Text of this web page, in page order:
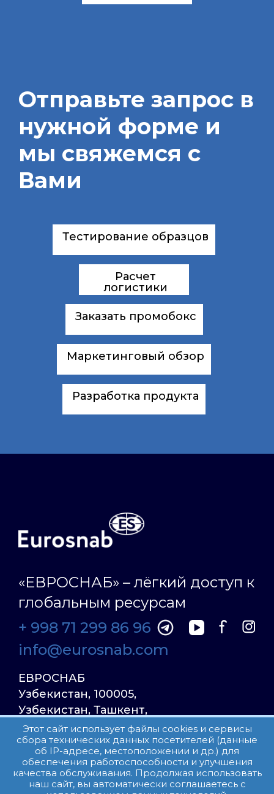
Отправьте запрос в
нужной форме и
мы свяжемся с
Вами
Тестирование образцов
Расчет
логистики
Заказать промобокс
Маркетинговый обзор
Разработка продукта
«ЕВРОСНАБ» – лёгкий доступ к
глобальным ресурсам
+ 998 71 299 86 96
info@eurosnab.com
ЕВРОСНАБ
Узбекистан, 100005,
Узбекистан, Ташкент,
Улица Фаргона Йули
23, дом 31
Все права защищены.
Пользовательское соглашение
Этот сайт использует файлы cookies и сервисы
сбора технических данных посетителей (данные
об IP-адресе, местоположении и др.) для
обеспечения работоспособности и улучшения
качества обслуживания. Продолжая использовать
наш сайт, вы автоматически соглашаетесь с